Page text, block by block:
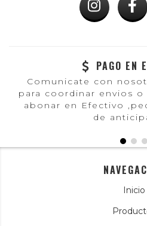
PAGO EN
Comunicate con
para coordinar envios
abonar en Efectivo
de
Inicio